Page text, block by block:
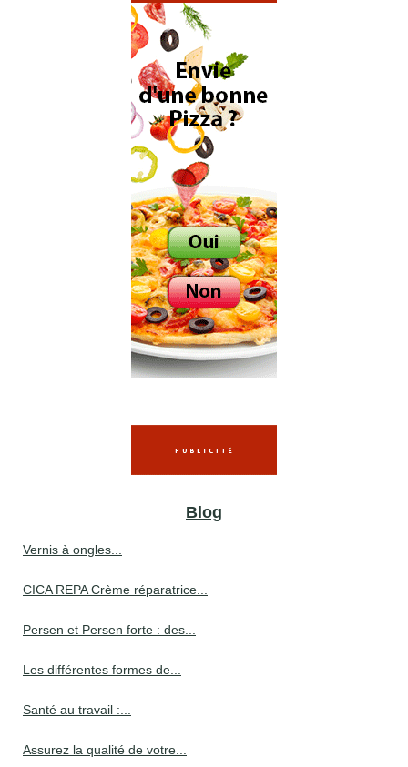
Blog
Vernis à ongles...
CICA REPA Crème réparatrice...
Persen et Persen forte : des...
Les différentes formes de...
Santé au travail :...
Assurez la qualité de votre...